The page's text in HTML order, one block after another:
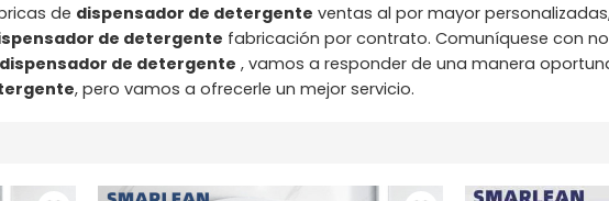
de dispensador de detergente ventas al por mayor
de detergente fabricación por contrato. Comuníquese con
dispensador de detergente , vamos a responder de una manera
, pero vamos a ofrecerle un mejor servicio.